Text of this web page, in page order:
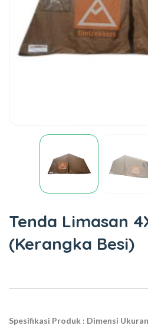
Tenda Limasan
(Kerangka Besi)
Spesifikasi Produk : Dimensi